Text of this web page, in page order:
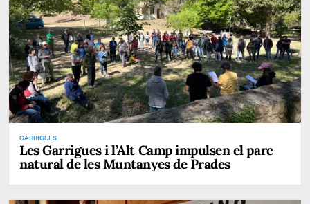
GARRIGUES
Les Garrigues i l’Alt Camp impulsen el parc
natural de les Muntanyes de Prades